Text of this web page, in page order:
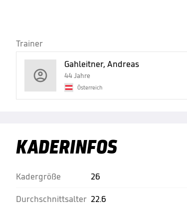
Trainer
Gahleitner, Andreas
44 Jahre
Österreich
KADERINFOS
Kadergröße
Durchschnittsalter
26
22.6